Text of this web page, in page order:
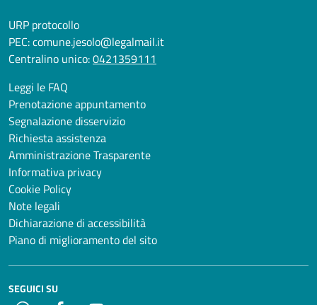
URP protocollo
PEC:comune.jesolo@legalmail.it
Centralino unico:0421359111
Leggi le FAQ
Prenotazione appuntamento
Segnalazione disservizio
Richiesta assistenza
Amministrazione Trasparente
Informativa privacy
Cookie Policy
Note legali
Dichiarazione di accessibilità
Piano di miglioramento del sito
SEGUICI SU